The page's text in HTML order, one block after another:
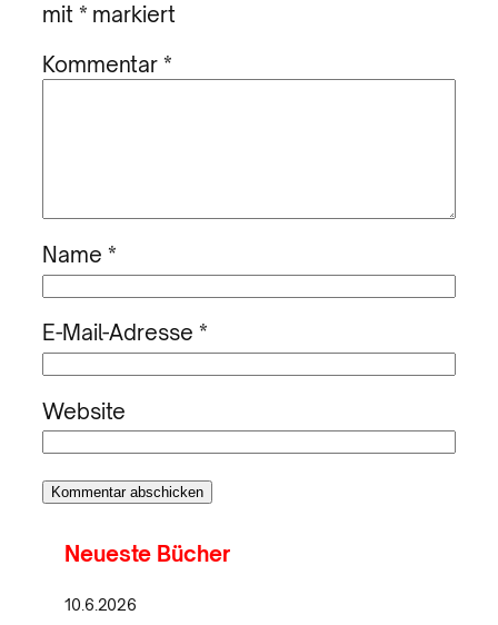
mit * markiert
Kommentar*
Name *
E-Mail-Adresse *
Website
Neueste Bücher
10.6.2026